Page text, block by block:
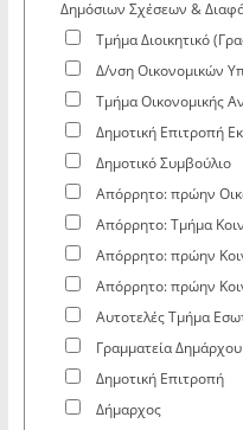
Δημόσιων Σχέσεων &
Τμήμα Διοικητικό
Δ/νση Οικονομικών
Τμήμα Οικονομικής
Δημοτική Επιτροπή
Δημοτικό Συμβούλιο
Απόρρητο: πρώην
Απόρρητο: Τμήμα
Απόρρητο: πρώην
Απόρρητο: πρώην
Αυτοτελές Τμήμα
Γραμματεία Δημάρχου
Δημοτική Επιτροπή
Δήμαρχος